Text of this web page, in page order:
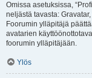
Omissa asetuksissa,
neljästä tavasta:
Foorumin ylläpitäjä
avatarien
foorumin ylläpitäjään.
Ylös